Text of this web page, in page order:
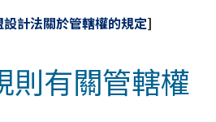
設計法關於管轄權的規定]
則有關管轄權